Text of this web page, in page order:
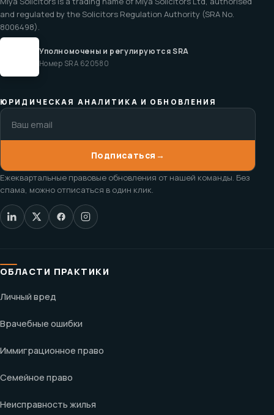
and regulated by the Solicitors Regulation Authority (SRA No.
8006498).
Уполномочены и регулируются SRA
Номер SRA 620580
ЮРИДИЧЕСКАЯ АНАЛИТИКА И ОБНОВЛЕНИЯ
Подписаться →
Ежеквартальные правовые обновления от нашей команды. Без
спама, можно отписаться в один клик.
ОБЛАСТИ ПРАКТИКИ
Личный вред
Врачебные ошибки
Иммиграционное право
Семейное право
Неисправность жилья